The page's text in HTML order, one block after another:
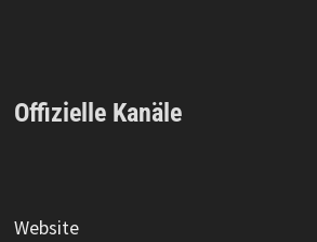
Offizielle Kanäle
Website